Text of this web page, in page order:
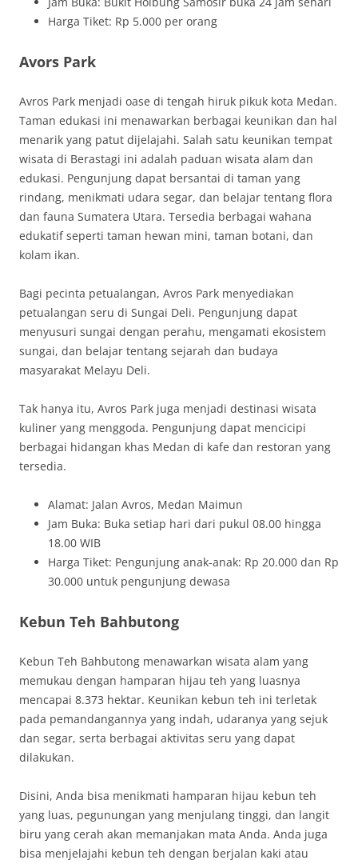
Harga Tiket: Rp 5.000 per orang
Avors Park
Avros Park menjadi oase di tengah hiruk pikuk kota Medan.
Taman edukasi ini menawarkan berbagai keunikan dan hal
menarik yang patut dijelajahi. Salah satu keunikan tempat
wisata di Berastagi ini adalah paduan wisata alam dan
edukasi. Pengunjung dapat bersantai di taman yang
rindang, menikmati udara segar, dan belajar tentang flora
dan fauna Sumatera Utara. Tersedia berbagai wahana
edukatif seperti taman hewan mini, taman botani, dan
kolam ikan.
Bagi pecinta petualangan, Avros Park menyediakan
petualangan seru di Sungai Deli. Pengunjung dapat
menyusuri sungai dengan perahu, mengamati ekosistem
sungai, dan belajar tentang sejarah dan budaya
masyarakat Melayu Deli.
Tak hanya itu, Avros Park juga menjadi destinasi wisata
kuliner yang menggoda. Pengunjung dapat mencicipi
berbagai hidangan khas Medan di kafe dan restoran yang
tersedia.
Alamat: Jalan Avros, Medan Maimun
Jam Buka: Buka setiap hari dari pukul 08.00 hingga
18.00 WIB
Harga Tiket: Pengunjung anak-anak: Rp 20.000 dan Rp
30.000 untuk pengunjung dewasa
Kebun Teh Bahbutong
Kebun Teh Bahbutong menawarkan wisata alam yang
memukau dengan hamparan hijau teh yang luasnya
mencapai 8.373 hektar. Keunikan kebun teh ini terletak
pada pemandangannya yang indah, udaranya yang sejuk
dan segar, serta berbagai aktivitas seru yang dapat
dilakukan.
Disini, Anda bisa menikmati hamparan hijau kebun teh
yang luas, pegunungan yang menjulang tinggi, dan langit
biru yang cerah akan memanjakan mata Anda. Anda juga
bisa menjelajahi kebun teh dengan berjalan kaki atau